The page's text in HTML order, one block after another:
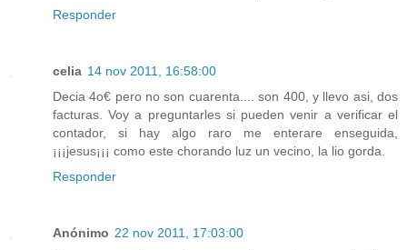
Responder
celia 14 nov 2011, 16:58:00
Decia 4o€ pero no son cuarenta.... son 400, y llevo asi, dos
facturas. Voy a preguntarles si pueden venir a verificar el
contador, si hay algo raro me enterare enseguida,
¡¡¡jesus¡¡¡ como este chorando luz un vecino, la lio gorda.
Responder
Anónimo 22 nov 2011, 17:03:00